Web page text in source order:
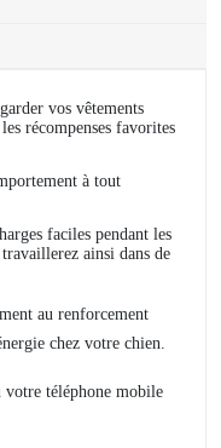
vos vêtements
récompenses favorites
à tout
faciles pendant les
ainsi dans de
au renforcement
chez votre chien.
votre téléphone mobile